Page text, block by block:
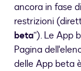
ancora in fase
restrizioni
beta”). Le App
Pagina
delle App beta